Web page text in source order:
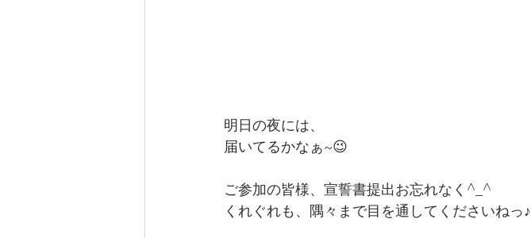
明日の夜には、
届いてるかなぁ~😉
ご参加の皆様、宣誓書提出お忘れなく^_^
くれぐれも、隅々まで目を通してくださいねっ♪